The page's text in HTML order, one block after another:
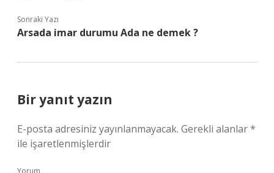
Sonraki Yazı
Arsada imar durumu Ada ne demek ?
Bir yanıt yazın
E-posta adresiniz yayınlanmayacak. Gerekli alanlar*
ile işaretlenmişlerdir
Yorum